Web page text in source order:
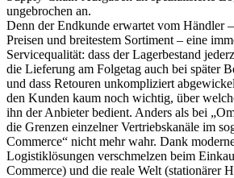
ungebrochen an.
Denn der Endkunde erwartet vom Händler
Preisen und breitestem Sortiment – eine
Servicequalität: dass der Lagerbestand
die Lieferung am Folgetag auch bei später
und dass Retouren unkompliziert
den Kunden kaum noch wichtig, über
ihn der Anbieter bedient. Anders als bei
die Grenzen einzelner Vertriebskanäle im
Commerce“ nicht mehr wahr. Dank
Logistiklösungen verschmelzen beim
Commerce) und die reale Welt (stationärer